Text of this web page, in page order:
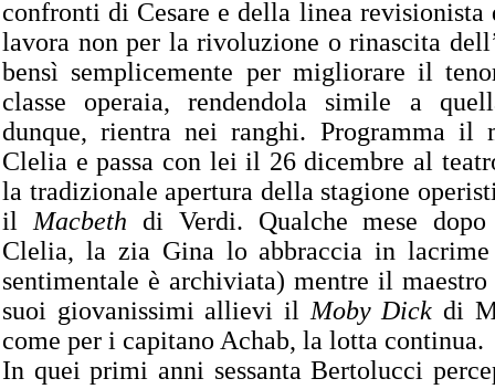
confronti di Cesare e della linea
lavora non per la rivoluzione o rinascita
bensì semplicemente per migliorare il
classe operaia, rendendola simile a
dunque, rientra nei ranghi. Programma il
Clelia e passa con lei il 26 dicembre al
la tradizionale apertura della stagione
il Macbeth di Verdi. Qualche mese dopo
Clelia, la zia Gina lo abbraccia in
sentimentale è archiviata) mentre il maestro
suoi giovanissimi allievi il Moby Dick di
come per i capitano Achab, la lotta continua.
In quei primi anni sessanta Bertolucci